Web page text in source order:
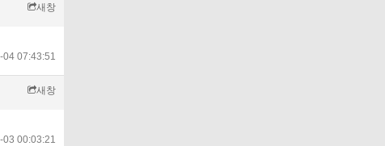
새창
07:43:51
새창
00:03:21